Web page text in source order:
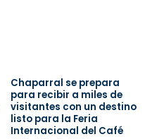
Chaparral se prepara
para recibir a miles de
visitantes con un destino
listo para la Feria
Internacional del Café